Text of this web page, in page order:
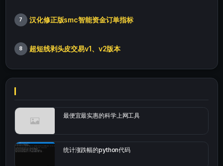
7 汉化修正版smc智能资金订单指标
8 超短线剥头皮交易v1、v2版本
最便宜最实惠的科学上网工具
统计涨跌幅的python代码